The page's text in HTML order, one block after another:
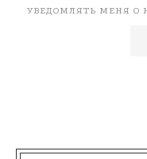
УВЕДОМЛЯТЬ МЕНЯ О